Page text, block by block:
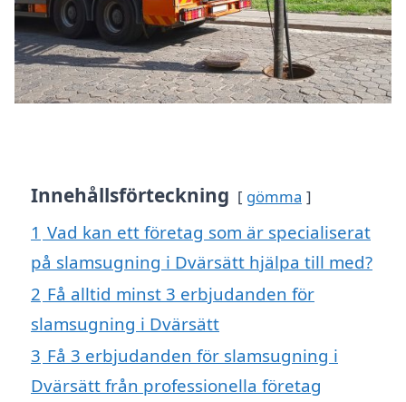
Innehållsförteckning gömma
1 Vad kan ett företag som är specialiserat
på slamsugning i Dvärsätt hjälpa till med?
2 Få alltid minst 3 erbjudanden för
slamsugning i Dvärsätt
3 Få 3 erbjudanden för slamsugning i
Dvärsätt från professionella företag